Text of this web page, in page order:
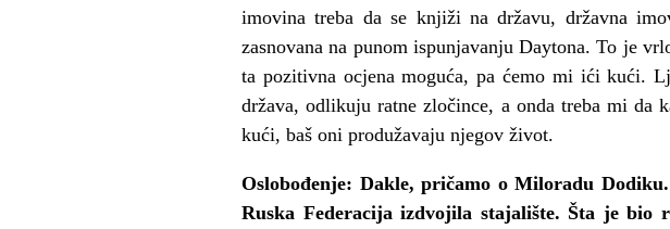
imovina treba da se knjiži na državu, državna
zasnovana na punom ispunjavanju Daytona. To je
ta pozitivna ocjena moguća, pa ćemo mi ići kući.
država, odlikuju ratne zločince, a onda treba mi
kući, baš oni produžavaju njegov život.
Oslobođenje: Dakle, pričamo o Miloradu
Ruska Federacija izdvojila stajalište. Šta je